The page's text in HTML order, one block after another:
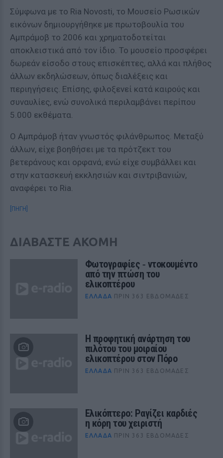
Σύμφωνα με το Ria Novosti, το Μουσείο Ρωσικών
εικόνων δημιουργήθηκε με πρωτοβουλία του
Αμπράμοβ το 2006 και χρηματοδοτείται
αποκλειστικά από τον ίδιο. Το μουσείο προσφέρει
δωρεάν είσοδο στους επισκέπτες, αλλά και πλήθος
άλλων εκδηλώσεων, όπως διαλέξεις και
περιηγήσεις. Επίσης, φιλοξενεί κατά καιρούς και
συναυλίες, ενώ συνολικά περιλαμβάνει περίπου
5.000 εκθέματα.
Ο Αμπράμοβ ήταν γνωστός φιλάνθρωπος. Μεταξύ
άλλων, είχε βοηθήσει με τα πρότζεκτ του
βετεράνους και ορφανά, ενώ είχε συμβάλλει και
στην κατασκευή εκκλησιών και σιντριβανιών,
αναφέρει το Ria.
[ΠΗΓΗ]
ΔΙΑΒΑΣΤΕ ΑΚΟΜΗ
Φωτογραφίες ‑ ντοκουμέντο
από την πτώση του
ελικοπτέρου
ΕΛΛΆΔΑ ΠΡΙΝ 363 ΕΒΔΟΜΆΔΕΣ
Η προφητική ανάρτηση του
πιλότου του μοιραίου
ελικοπτέρου στον Πόρο
ΕΛΛΆΔΑ ΠΡΙΝ 363 ΕΒΔΟΜΆΔΕΣ
Ελικόπτερο: Ραγίζει καρδιές
η κόρη του χειριστή
ΕΛΛΆΔΑ ΠΡΙΝ 363 ΕΒΔΟΜΆΔΕΣ